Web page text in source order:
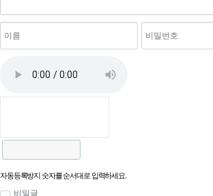
자동등록방지 숫자를 순서대로 입력하세요.
비밀글